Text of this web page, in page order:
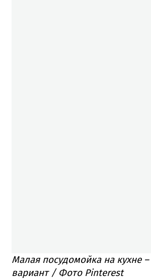
Малая посудомойка на кухне
вариант / Фото Pinterest